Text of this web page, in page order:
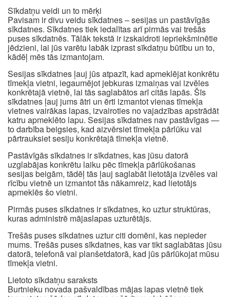
Sīkdatņu veidi un to mērķi
Pavisam ir divu veidu sīkdatnes – sesijas un pastāvīgās
sīkdatnes. Sīkdatnes tiek iedalītas arī pirmās vai trešās
puses sīkdatnēs. Tālāk tekstā ir izskaidroti iepriekšminētie
jēdzieni, lai jūs varētu labāk izprast sīkdatņu būtību un to,
kādēļ mēs tās izmantojam.
Sesijas sīkdatnes ļauj jūs atpazīt, kad apmeklējat konkrētu
tīmekļa vietni, iegaumējot jebkuras izmaiņas vai izvēles
konkrētajā vietnē, lai tās saglabātos arī citās lapās. Šīs
sīkdatnes ļauj jums ātri un ērti izmantot vienas tīmekļa
vietnes vairākas lapas, izvairoties no vajadzības apstrādāt
katru apmeklēto lapu. Sesijas sīkdatnes nav pastāvīgas —
to darbība beigsies, kad aizvērsiet tīmekļa pārlūku vai
pārtrauksiet sesiju konkrētajā tīmekļa vietnē.
Pastāvīgās sīkdatnes ir sīkdatnes, kas jūsu datorā
uzglabājas konkrētu laiku pēc tīmekļa pārlūkošanas
sesijas beigām, tādēļ tās ļauj saglabāt lietotāja izvēles vai
rīcību vietnē un izmantot tās nākamreiz, kad lietotājs
apmeklēs šo vietni.
Pirmās puses sīkdatnes ir sīkdatnes, ko uztur struktūras,
kuras administrē mājaslapas uzturētājs.
Trešās puses sīkdatnes uztur citi domēni, kas nepieder
mums. Trešās puses sīkdatnes, kas var tikt saglabātas jūsu
datorā, telefonā vai planšetdatorā, kad jūs pārlūkojat mūsu
tīmekļa vietni.
Lietoto sīkdatņu saraksts
Burtnieku novada pašvaldības mājas lapas vietnē tiek